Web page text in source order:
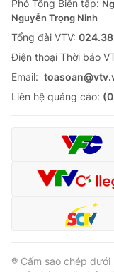
Phó Tổng Biên tập:
Nguyễn Trọng Ninh
Tổng đài VTV:
Ðiện thoại Thời báo
Email:
Liên hệ quảng cáo:
® Cấm sao chép